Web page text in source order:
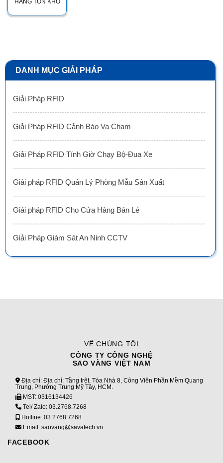
DANH MỤC GIẢI PHÁP
Giải Pháp RFID
Giải Pháp RFID Cảnh Báo Va Chạm
Giải Pháp RFID Tính Giờ Chạy Bộ-Đua Xe
Giải pháp RFID Quản Lý Phòng Mẫu Sản Xuất
Giải pháp RFID Cho Cửa Hàng Bán Lẻ
Giải Pháp Giám Sát An Ninh CCTV
VỀ CHÚNG TÔI
CÔNG TY CÔNG NGHỆ
SAO VÀNG VIỆT NAM
Địa chỉ: Địa chỉ: Tầng trệt, Tòa Nhà 8, Công Viên Phần Mềm Quang
Trung, Phường Trung Mỹ Tây, HCM.
MST: 0316134426
Tel/ Zalo: 03.2768.7268
Hotline: 03.2768.7268
Email: saovang@savatech.vn
FACEBOOK